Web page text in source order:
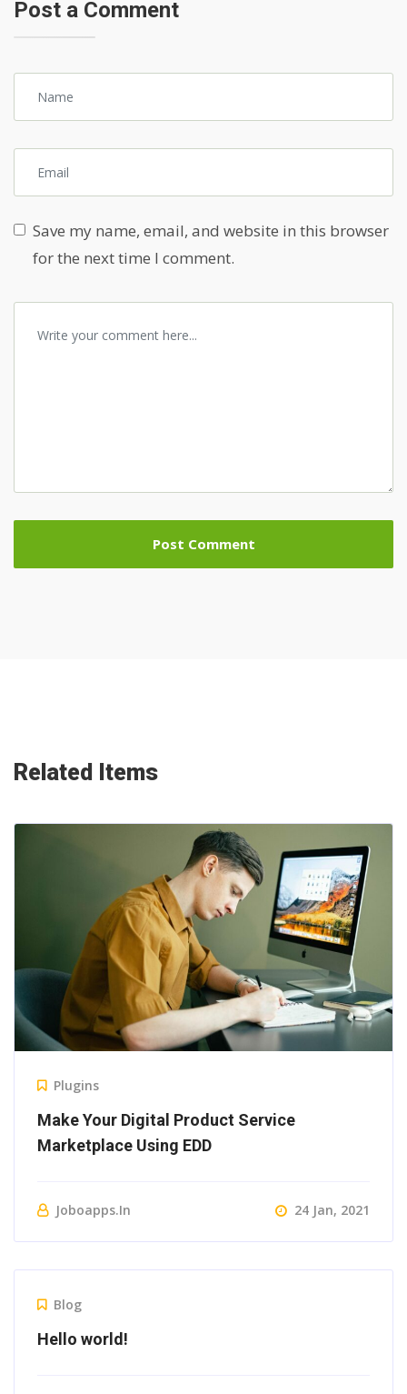
Post a Comment
Save my name, email, and website in this browser
for the next time I comment.
Related Items
Plugins
Make Your Digital Product Service
Marketplace Using EDD
Joboapps.in 24 Jan, 2021
Blog
Hello world!